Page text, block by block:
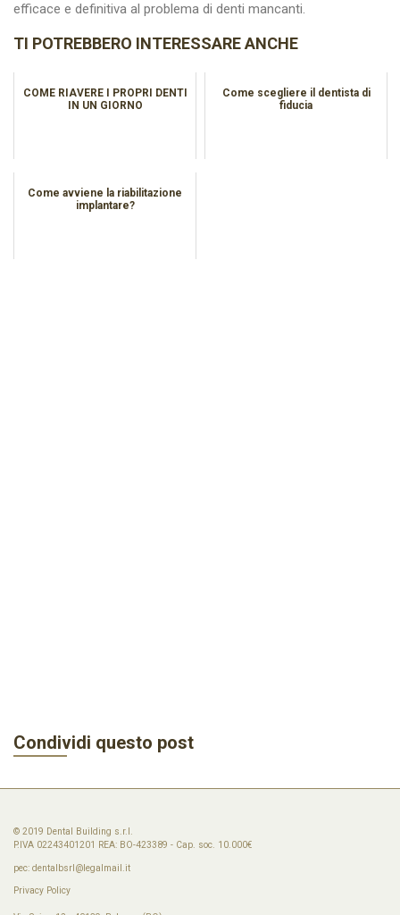
efficace e definitiva al problema di denti mancanti.
TI POTREBBERO INTERESSARE ANCHE
COME RIAVERE I PROPRI DENTI
IN UN GIORNO
Come scegliere il dentista di
fiducia
Come avviene la riabilitazione
implantare?
Condividi questo post
© 2019 Dental Building s.r.l.
P.IVA 02243401201 REA: BO-423389 - Cap. soc. 10.000€
pec: dentalbsrl@legalmail.it
Privacy Policy